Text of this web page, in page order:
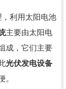
利用太阳电池
主要由太阳电
成，它们主要
光伏发电设备
。